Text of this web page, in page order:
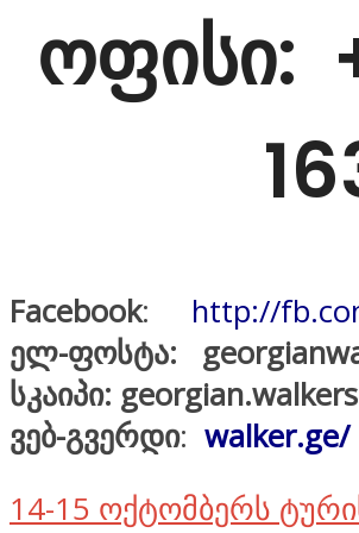
ოფისი:
Facebook: http://
ელ-ფოსტა:
სკაიპი: georgian.walkers
ვებ-გვერდი: walker.ge/
14-15 ოქტომბერს